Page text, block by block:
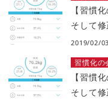
【習慣
そして修
2019/02/03
習慣化の
【習慣
そして修